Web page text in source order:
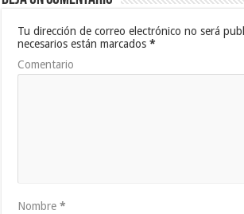
Tu dirección de correo electrónico no será
necesarios están marcados*
Comentario
Nombre*